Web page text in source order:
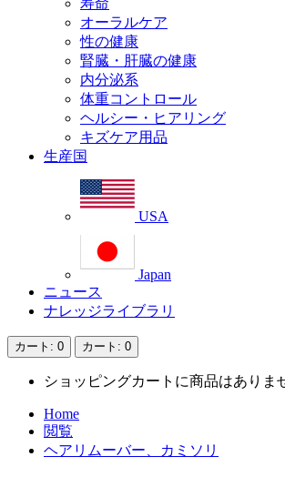
オーラルケア
性の健康
腎臓・肝臓の健康
内分泌系
体重コントロール
ヘルシー・ヒアリング
キズケア用品
生産国
USA
Japan
ニュース
ナレッジライブラリ
カート : 0 カート : 0
ショッピングカートに商品はありま
Home
閲覧
ヘアリムーバー、カミソリ